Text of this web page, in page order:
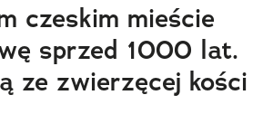
czeskim mieście
sprzed 1000 lat.
ze zwierzęcej kości